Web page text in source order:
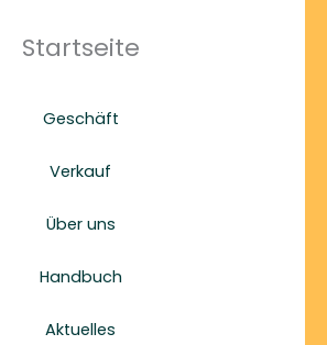
Startseite
Geschäft
Verkauf
Über uns
Handbuch
Aktuelles